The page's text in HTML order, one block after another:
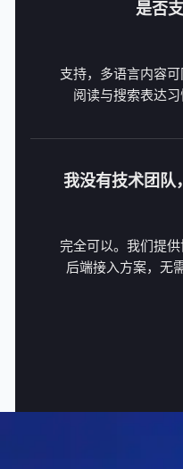
是否
支持，多语言内容
阅读与搜索表达习
我没有技术团队
完全可以。我们提
后端接入方案，无